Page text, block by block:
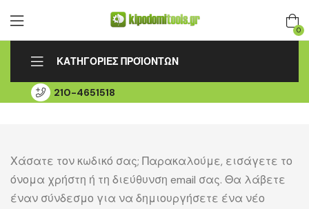
0
ΚΑΤΗΓΟΡΙΕΣ ΠΡΟΪΟΝΤΩΝ
ΑΡΧΙΚΗ
210-4651518
Χάσατε τον κωδικό σας; Παρακαλούμε, εισάγετε το
όνομα χρήστη ή τη διεύθυνση email σας. Θα λάβετε
έναν σύνδεσμο για να δημιουργήσετε ένα νέο